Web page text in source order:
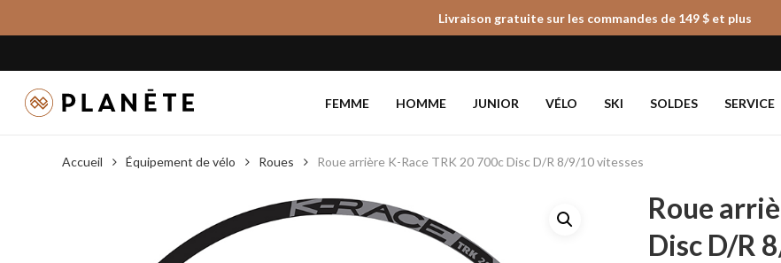
to
content
Livraison gratuite sur les commandes de 149 $ et plus
FEMME HOMME JUNIOR VÉLO SKI SOLDES SERVICE
Accueil Équipement de vélo Roues Roue arrière K-Race TRK 20 700c Disc D/R 8/9/10 vitesses
Roue
Disc D/R